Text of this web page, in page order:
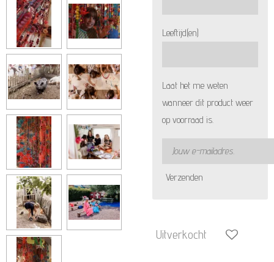
Leeftijd(en)
Laat het me weten
wanneer dit product weer
op voorraad is.
Verzenden
Uitverkocht